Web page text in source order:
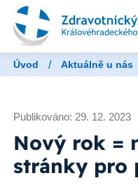
Úvod / Aktuálně u nás
Publikováno: 29. 12. 2023
Nový rok =
stránky pro